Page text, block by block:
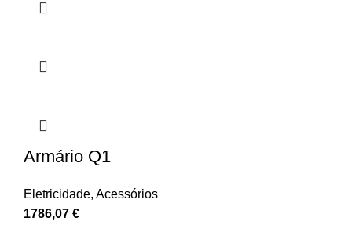
Armário Q1
Eletricidade, Acessórios
1786,07 €